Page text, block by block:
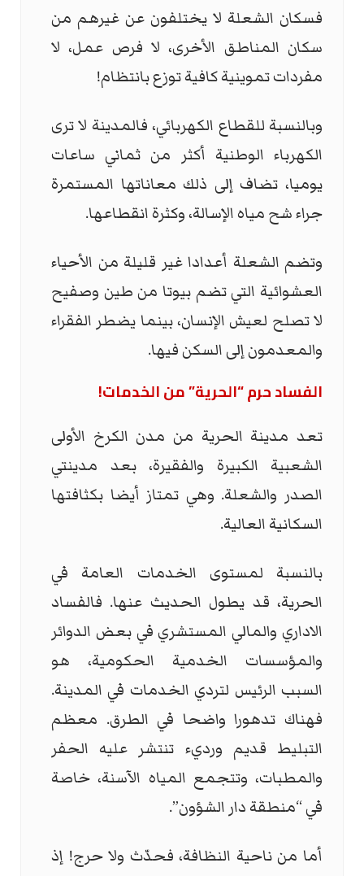
فسكان الشعلة لا يختلفون عن غيرهم من
سكان المناطق الأخرى، لا فرص عمل، لا
مفردات تموينية كافية توزع بانتظام!
وبالنسبة للقطاع الكهربائي، فالمدينة لا ترى
الكهرباء الوطنية أكثر من ثماني ساعات
يوميا، تضاف إلى ذلك معاناتها المستمرة
جراء شح مياه الإسالة، وكثرة انقطاعها.
وتضم الشعلة أعدادا غير قليلة من الأحياء
العشوائية التي تضم بيوتا من طين وصفيح
لا تصلح لعيش الإنسان، بينما يضطر الفقراء
والمعدمون إلى السكن فيها.
الفساد حرم “الحرية” من الخدمات!
تعد مدينة الحرية من مدن الكرخ الأولى
الشعبية الكبيرة والفقيرة، بعد مدينتي
الصدر والشعلة. وهي تمتاز أيضا بكثافتها
السكانية العالية.
بالنسبة لمستوى الخدمات العامة في
الحرية، قد يطول الحديث عنها. فالفساد
الاداري والمالي المستشري في بعض الدوائر
والمؤسسات الخدمية الحكومية، هو
السبب الرئيس لتردي الخدمات في المدينة.
فهناك تدهورا واضحا في الطرق. معظم
التبليط قديم ورديء تنتشر عليه الحفر
والمطبات، وتتجمع المياه الآسنة، خاصة
في “منطقة دار الشؤون”.
أما من ناحية النظافة، فحدّث ولا حرج! إذ